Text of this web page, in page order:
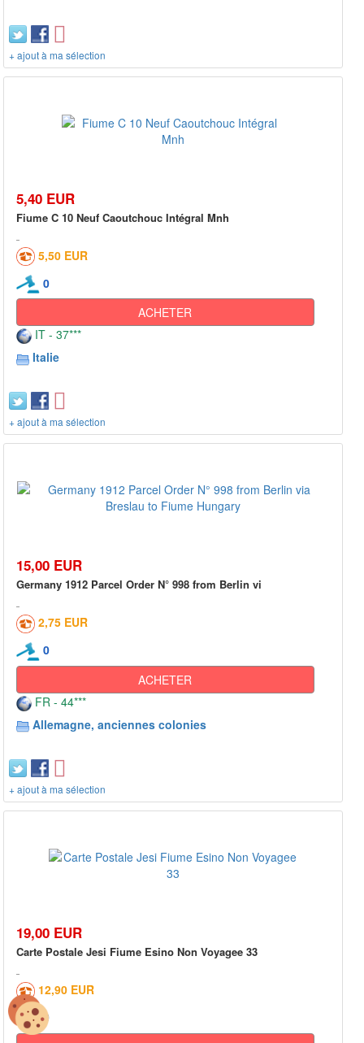
+ ajout à ma sélection
5,40 EUR
Fiume C 10 Neuf Caoutchouc Intégral Mnh
5,50 EUR
0
ACHETER
IT - 37***
Italie
+ ajout à ma sélection
15,00 EUR
Germany 1912 Parcel Order N° 998 from Berlin vi
2,75 EUR
0
ACHETER
FR - 44***
Allemagne, anciennes colonies
+ ajout à ma sélection
19,00 EUR
Carte Postale Jesi Fiume Esino Non Voyagee 33
12,90 EUR
0